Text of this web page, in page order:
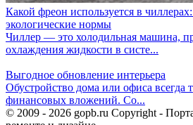
Какой фреон используется в
экологические нормы
Чиллер — это холодильная машина,
охлаждения жидкости в систе...
Выгодное обновление интерьера
Обустройство дома или офиса всегда
финансовых вложений. Со...
© 2009 - 2026 gopb.ru Copyright -